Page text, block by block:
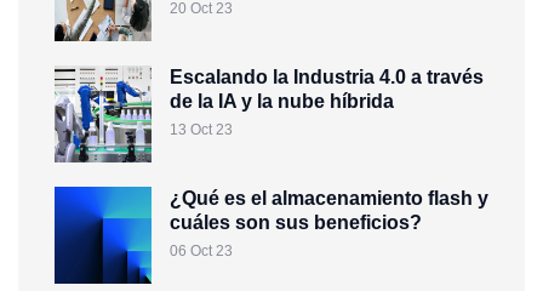
20 Oct 23
Escalando la Industria 4.0 a través
de la IA y la nube híbrida
13 Oct 23
¿Qué es el almacenamiento flash y
cuáles son sus beneficios?
06 Oct 23